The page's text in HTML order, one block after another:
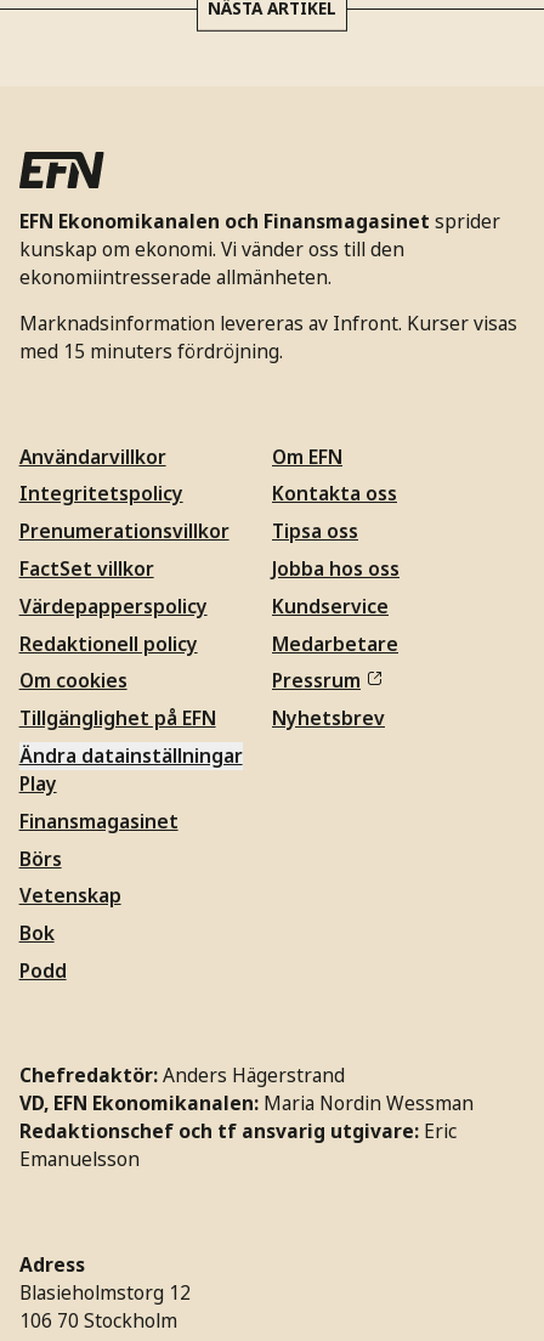
NÄSTA ARTIKEL
EFN Ekonomikanalen och Finansmagasinet sprider
kunskap om ekonomi. Vi vänder oss till den
ekonomiintresserade allmänheten.
Marknadsinformation levereras av Infront. Kurser visas
med 15 minuters fördröjning.
Användarvillkor
Integritetspolicy
Prenumerationsvillkor
FactSet villkor
Värdepapperspolicy
Redaktionell policy
Om cookies
Tillgänglighet på EFN
Ändra datainställningar
Om EFN
Kontakta oss
Tipsa oss
Jobba hos oss
Kundservice
Medarbetare
Pressrum
Nyhetsbrev
Play
Finansmagasinet
Börs
Vetenskap
Bok
Podd
Chefredaktör:Anders Hägerstrand
VD, EFN Ekonomikanalen: Maria Nordin Wessman
Redaktionschef och tf ansvarig utgivare: Eric
Emanuelsson
Adress
Blasieholmstorg 12
106 70 Stockholm